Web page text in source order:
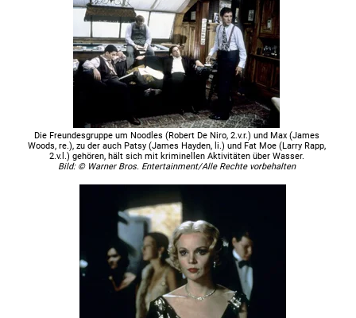
Die Freundesgruppe um Noodles (Robert De Niro, 2.v.r.) und Max (James
Woods, re.), zu der auch Patsy (James Hayden, li.) und Fat Moe (Larry Rapp,
2.v.l.) gehören, hält sich mit kriminellen Aktivitäten über Wasser.
Bild: © Warner Bros. Entertainment/Alle Rechte vorbehalten